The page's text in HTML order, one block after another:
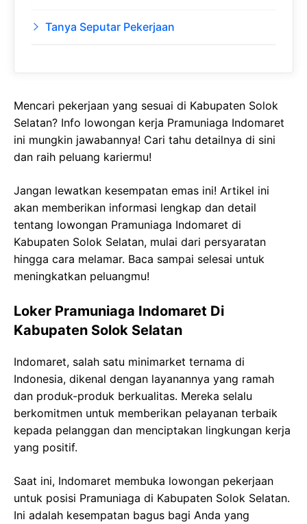
Tanya Seputar Pekerjaan
Mencari pekerjaan yang sesuai di Kabupaten Solok
Selatan? Info lowongan kerja Pramuniaga Indomaret
ini mungkin jawabannya! Cari tahu detailnya di sini
dan raih peluang kariermu!
Jangan lewatkan kesempatan emas ini! Artikel ini
akan memberikan informasi lengkap dan detail
tentang lowongan Pramuniaga Indomaret di
Kabupaten Solok Selatan, mulai dari persyaratan
hingga cara melamar. Baca sampai selesai untuk
meningkatkan peluangmu!
Loker Pramuniaga Indomaret Di
Kabupaten Solok Selatan
Indomaret, salah satu minimarket ternama di
Indonesia, dikenal dengan layanannya yang ramah
dan produk-produk berkualitas. Mereka selalu
berkomitmen untuk memberikan pelayanan terbaik
kepada pelanggan dan menciptakan lingkungan kerja
yang positif.
Saat ini, Indomaret membuka lowongan pekerjaan
untuk posisi Pramuniaga di Kabupaten Solok Selatan.
Ini adalah kesempatan bagus bagi Anda yang